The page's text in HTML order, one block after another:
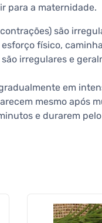
para a maternidade.
são
físico,
irregulares e
em
mesmo após
e durarem